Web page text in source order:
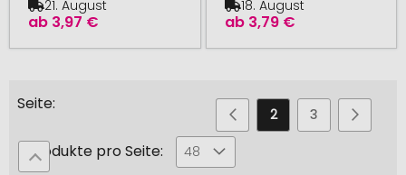
ab 3,97 €
21. August
ab 3,79 €
18. August
Seite Seite
Zurück
Seite
1
Sie
2 Seite
3 Seite
4
Produkte pro Seite: 48